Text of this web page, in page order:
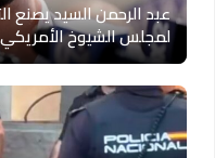
عبد الرحمن السيد يصنع
لمجلس الشيوخ